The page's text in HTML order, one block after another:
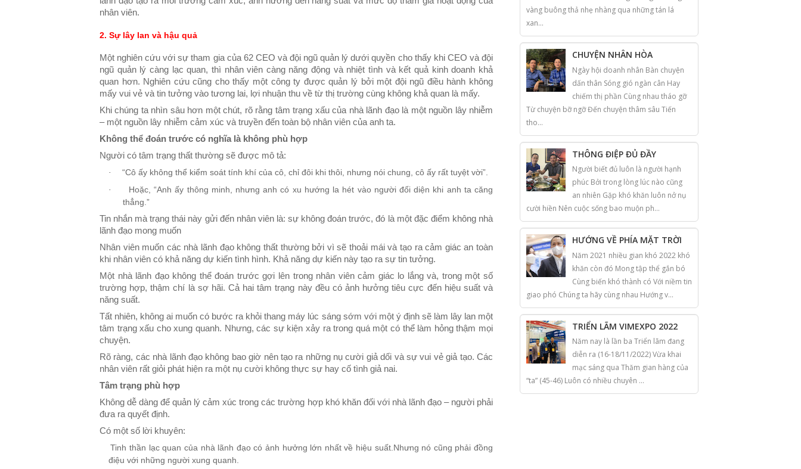
nhân viên.
2. Sự lây lan và hậu quả
Một nghiên cứu với sự tham gia của 62 CEO và đội ngũ quản lý dưới quyền cho thấy khi CEO và đội
ngũ quản lý càng lạc quan, thì nhân viên càng năng động và nhiệt tình và kết quả kinh doanh khả
quan hơn. Nghiên cứu cũng cho thấy một công ty được quản lý bởi một đội ngũ điều hành không
mấy vui vẻ và tin tưởng vào tương lai, lợi nhuận thu về từ thị trường cùng không khả quan là mấy.
Khi chúng ta nhìn sâu hơn một chút, rõ rằng tâm trạng xấu của nhà lãnh đạo là một nguồn lây nhiễm
– một nguồn lây nhiễm cảm xúc và truyền đến toàn bộ nhân viên của anh ta.
Không thể đoán trước có nghĩa là không phù hợp
Người có tâm trạng thất thường sẽ được mô tả:
· “Cô ấy không thể kiểm soát tính khí của cô, chỉ đôi khi thôi, nhưng nói chung, cô ấy rất tuyệt vời”.
·
Hoặc, “Anh ấy thông minh, nhưng anh có xu hướng la hét vào người đối diện khi anh ta căng
thẳng.”
Tin nhắn mà trạng thái này gửi đến nhân viên là: sự không đoán trước, đó là một đặc điểm không nhà
lãnh đạo mong muốn
Nhân viên muốn các nhà lãnh đạo không thất thường bởi vì sẽ thoải mái và tạo ra cảm giác an toàn
khi nhân viên có khả năng dự kiến tình hình. Khả năng dự kiến này tạo ra sự tin tưởng.
Một nhà lãnh đạo không thể đoán trước gợi lên trong nhân viên cảm giác lo lắng và, trong một số
trường hợp, thậm chí là sợ hãi. Cả hai tâm trạng này đều có ảnh hưởng tiêu cực đến hiệu suất và
năng suất.
Tất nhiên, không ai muốn có bước ra khỏi thang máy lúc sáng sớm với một ý định sẽ làm lây lan một
tâm trạng xấu cho xung quanh. Nhưng, các sự kiện xảy ra trong quá một có thể làm hỏng thậm mọi
chuyện.
Rõ ràng, các nhà lãnh đạo không bao giờ nên tạo ra những nụ cười giả dối và sự vui vẻ giả tạo. Các
nhân viên rất giỏi phát hiện ra một nụ cười không thực sự hay cố tình giả nai.
Tâm trạng phù hợp
Không dễ dàng để quản lý cảm xúc trong các trường hợp khó khăn đối với nhà lãnh đạo – người phải
đưa ra quyết định.
Có một số lời khuyên:
Tinh thần lạc quan của nhà lãnh đạo có ảnh hưởng lớn nhất về hiệu suất. Nhưng nó cũng phải đồng
điệu với những người xung quanh.
vàng buông thả nhẹ nhàng qua những tán lá
xan...
CHUYỆN NHÂN HÒA
Ngày hội doanh nhân Bàn chuyện
dấn thân Sóng gió ngàn cân Hay
chiếm thị phần Cùng nhau tháo gỡ
Từ chuyện bỡ ngỡ Đến chuyện thâm sâu Tiến
tho...
THÔNG ĐIỆP ĐỦ ĐẦY
Người biết đủ luôn là người hạnh
phúc Bởi trong lòng lúc nào cũng
an nhiên Gặp khó khăn luôn nở nụ
cười hiền Nên cuộc sống bao muộn ph...
HƯỚNG VỀ PHÍA MẶT TRỜI
Năm 2021 nhiều gian khó 2022 khó
khăn còn đó Mong tập thể gắn bó
Cùng biến khó thành có Với niềm tin
giao phó Chúng ta hãy cùng nhau Hướng v...
TRIỂN LÃM VIMEXPO 2022
Năm nay là lần ba Triển lãm đang
diễn ra (16-18/11/2022) Vừa khai
mạc sáng qua Thăm gian hàng của
“ta” (45-46) Luôn có nhiều chuyên ...